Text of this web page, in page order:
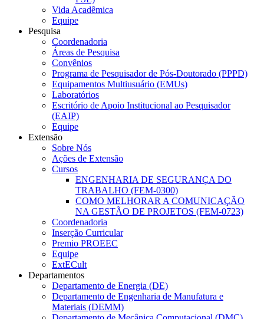
Vida Acadêmica
Equipe
Pesquisa
Coordenadoria
Áreas de Pesquisa
Convênios
Programa de Pesquisador de Pós-Doutorado (PPPD)
Equipamentos Multiusuário (EMUs)
Laboratórios
Escritório de Apoio Institucional ao Pesquisador
(EAIP)
Equipe
Extensão
Sobre Nós
Ações de Extensão
Cursos
ENGENHARIA DE SEGURANÇA DO
TRABALHO (FEM-0300)
COMO MELHORAR A COMUNICAÇÃO
NA GESTÃO DE PROJETOS (FEM-0723)
Coordenadoria
Inserção Curricular
Premio PROEEC
Equipe
ExtECult
Departamentos
Departamento de Energia (DE)
Departamento de Engenharia de Manufatura e
Materiais (DEMM)